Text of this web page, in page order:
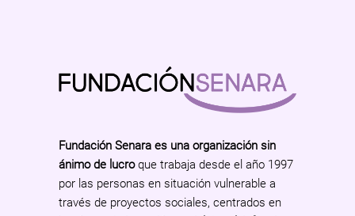
Fundación Senara es una organización sin
ánimo de lucroque trabaja desde el año 1997
por las personas en situación vulnerable a
través de proyectos sociales, centrados en